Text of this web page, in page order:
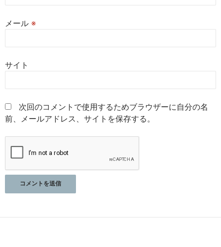
メール ※
サイト
次回のコメントで使用するためブラウザーに自分の名
前、メールアドレス、サイトを保存する。